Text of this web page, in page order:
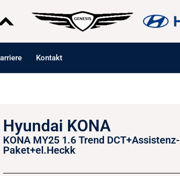
Kontakt
Hyundai KONA
KONA MY25 1.6 Trend DCT+Assistenz-
Paket+el.Heckk